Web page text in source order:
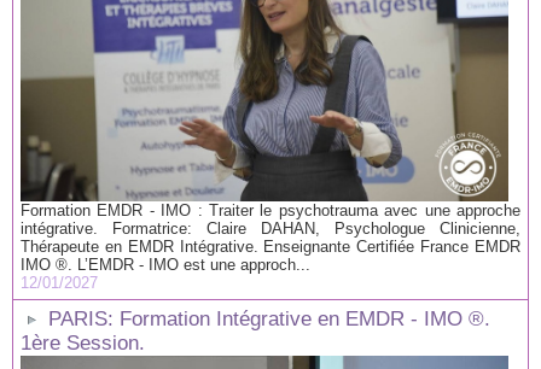
Formation EMDR - IMO : Traiter le psychotrauma avec une approche
intégrative. Formatrice: Claire DAHAN, Psychologue Clinicienne,
Thérapeute en EMDR Intégrative. Enseignante Certifiée France EMDR
IMO ®. L’EMDR - IMO est une approch...
12/01/2027
PARIS: Formation Intégrative en EMDR - IMO ®.
1ère Session.